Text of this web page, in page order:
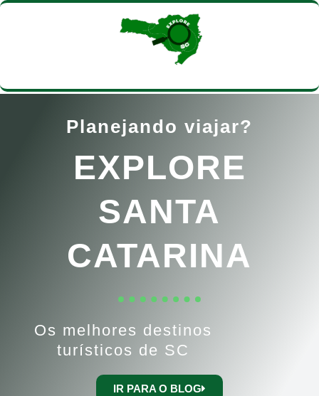
Planejando viajar?
EXPLORE
SANTA
CATARINA
Os melhores destinos
turísticos de SC
IR PARA O BLOG